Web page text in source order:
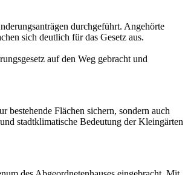
durchgeführt. Angehörte
sich deutlich für das Gesetz aus.
auf den Weg gebracht und
Flächen sichern, sondern auch
stadtklimatische Bedeutung der Kleingärten